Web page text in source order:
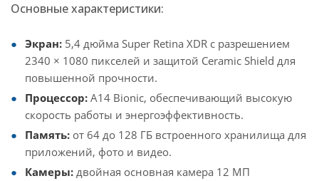
Основные характеристики:
Экран: 5,4 дюйма Super Retina XDR с разрешением
2340 × 1080 пикселей и защитой Ceramic Shield для
повышенной прочности.
Процессор: A14 Bionic, обеспечивающий высокую
скорость работы и энергоэффективность.
Память: от 64 до 128 ГБ встроенного хранилища для
приложений, фото и видео.
Камеры: двойная основная камера 12 МП